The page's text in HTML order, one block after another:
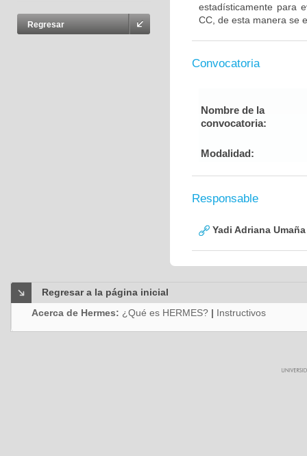
Regresar
estadísticamente para
CC, de esta manera se
Convocatoria
Nombre de la
convocatoria:
Modalidad:
Responsable
Yadi Adriana
Regresar a la página inicial
Acerca de Hermes: ¿Qué es HERMES? | Instructivos